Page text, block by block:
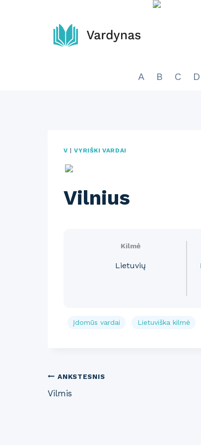
A B C D
V |VYRIŠKI VARDAI
Vilnius
Kilmė
Lietuvių
Įdomūs vardai Lietuviška kilmė
Post
navigation
ANKSTESNIS
Vilmis